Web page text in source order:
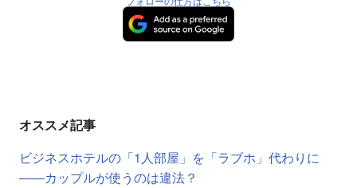
オススメ記事
ビジネスホテルの「1人部屋」を「ラブホ」代わりに
――カップルが使うのは違法？